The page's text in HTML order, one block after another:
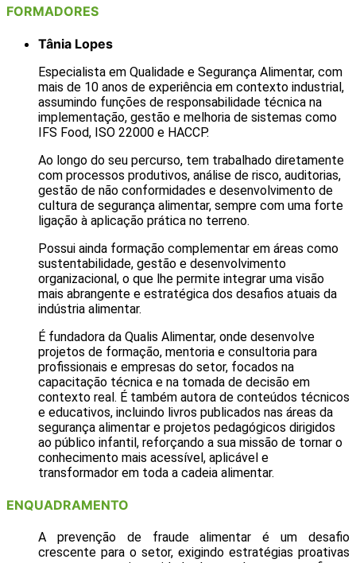
FORMADORES
Tânia Lopes
Especialista em Qualidade e Segurança Alimentar, com
mais de 10 anos de experiência em contexto industrial,
assumindo funções de responsabilidade técnica na
implementação, gestão e melhoria de sistemas como
IFS Food, ISO 22000 e HACCP.
Ao longo do seu percurso, tem trabalhado diretamente
com processos produtivos, análise de risco, auditorias,
gestão de não conformidades e desenvolvimento de
cultura de segurança alimentar, sempre com uma forte
ligação à aplicação prática no terreno.
Possui ainda formação complementar em áreas como
sustentabilidade, gestão e desenvolvimento
organizacional, o que lhe permite integrar uma visão
mais abrangente e estratégica dos desafios atuais da
indústria alimentar.
É fundadora da Qualis Alimentar, onde desenvolve
projetos de formação, mentoria e consultoria para
profissionais e empresas do setor, focados na
capacitação técnica e na tomada de decisão em
contexto real. É também autora de conteúdos técnicos
e educativos, incluindo livros publicados nas áreas da
segurança alimentar e projetos pedagógicos dirigidos
ao público infantil, reforçando a sua missão de tornar o
conhecimento mais acessível, aplicável e
transformador em toda a cadeia alimentar.
ENQUADRAMENTO
A prevenção de fraude alimentar é um desafio
crescente para o setor, exigindo estratégias proativas